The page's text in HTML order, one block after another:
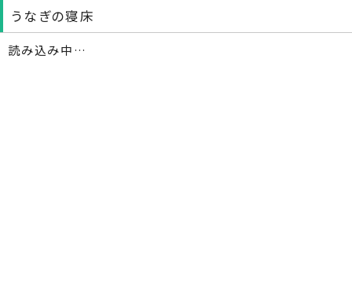
うなぎの寝床
読み込み中…